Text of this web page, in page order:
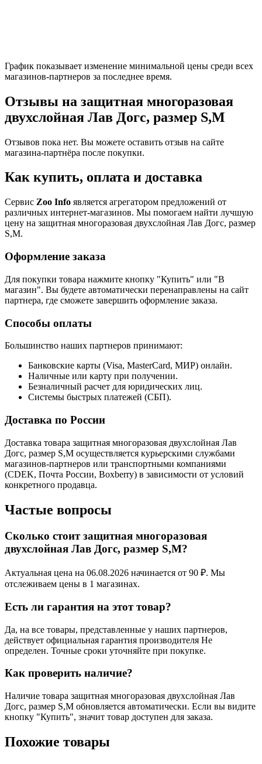
График показывает изменение минимальной цены среди всех
магазинов-партнеров за последнее время.
Отзывы на защитная многоразовая
двухслойная Лав Догс, размер S,M
Отзывов пока нет. Вы можете оставить отзыв на сайте
магазина-партнёра после покупки.
Как купить, оплата и доставка
Сервис Zoo Info является агрегатором предложений от
различных интернет-магазинов. Мы помогаем найти лучшую
цену на защитная многоразовая двухслойная Лав Догс, размер
S,M.
Оформление заказа
Для покупки товара нажмите кнопку "Купить" или "В
магазин". Вы будете автоматически перенаправлены на сайт
партнера, где сможете завершить оформление заказа.
Способы оплаты
Большинство наших партнеров принимают:
Банковские карты (Visa, MasterCard, МИР) онлайн.
Наличные или карту при получении.
Безналичный расчет для юридических лиц.
Системы быстрых платежей (СБП).
Доставка по России
Доставка товара защитная многоразовая двухслойная Лав
Догс, размер S,M осуществляется курьерскими службами
магазинов-партнеров или транспортными компаниями
(CDEK, Почта России, Boxberry) в зависимости от условий
конкретного продавца.
Частые вопросы
Сколько стоит защитная многоразовая
двухслойная Лав Догс, размер S,M?
Актуальная цена на 06.08.2026 начинается от 90 ₽. Мы
отслеживаем цены в 1 магазинах.
Есть ли гарантия на этот товар?
Да, на все товары, представленные у наших партнеров,
действует официальная гарантия производителя Не
определен. Точные сроки уточняйте при покупке.
Как проверить наличие?
Наличие товара защитная многоразовая двухслойная Лав
Догс, размер S,M обновляется автоматически. Если вы видите
кнопку "Купить", значит товар доступен для заказа.
Похожие товары